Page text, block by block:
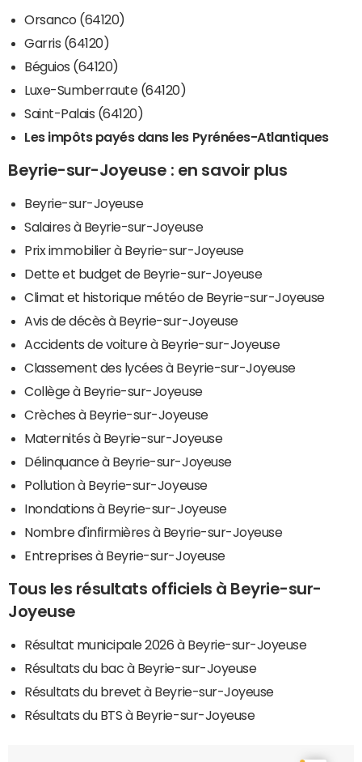
Orsanco (64120)
Garris (64120)
Béguios (64120)
Luxe-Sumberraute (64120)
Saint-Palais (64120)
Les impôts payés dans les Pyrénées-Atlantiques
Beyrie-sur-Joyeuse : en savoir plus
Beyrie-sur-Joyeuse
Salaires à Beyrie-sur-Joyeuse
Prix immobilier à Beyrie-sur-Joyeuse
Dette et budget de Beyrie-sur-Joyeuse
Climat et historique météo de Beyrie-sur-Joyeuse
Avis de décès à Beyrie-sur-Joyeuse
Accidents de voiture à Beyrie-sur-Joyeuse
Classement des lycées à Beyrie-sur-Joyeuse
Collège à Beyrie-sur-Joyeuse
Crèches à Beyrie-sur-Joyeuse
Maternités à Beyrie-sur-Joyeuse
Délinquance à Beyrie-sur-Joyeuse
Pollution à Beyrie-sur-Joyeuse
Inondations à Beyrie-sur-Joyeuse
Nombre d'infirmières à Beyrie-sur-Joyeuse
Entreprises à Beyrie-sur-Joyeuse
Tous les résultats officiels à Beyrie-sur-
Joyeuse
Résultat municipale 2026 à Beyrie-sur-Joyeuse
Résultats du bac à Beyrie-sur-Joyeuse
Résultats du brevet à Beyrie-sur-Joyeuse
Résultats du BTS à Beyrie-sur-Joyeuse